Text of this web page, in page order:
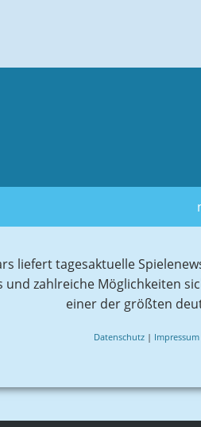
liefert tagesaktuelle
und zahlreiche Möglichkeiten
einer der größten
Datenschutz|